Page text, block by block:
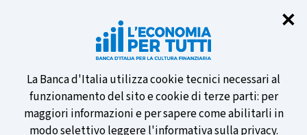
✕
Informativa
sui
La Banca d'Italia utilizza cookie tecnici necessari al
funzionamento del sito e cookie di terze parti: per
maggiori informazioni e per sapere come abilitarli in
modo selettivo leggerel'informativa sulla privacy.
Partecipa al sondaggio della BCE
sulle nuove banconote e vota la tua
preferita!